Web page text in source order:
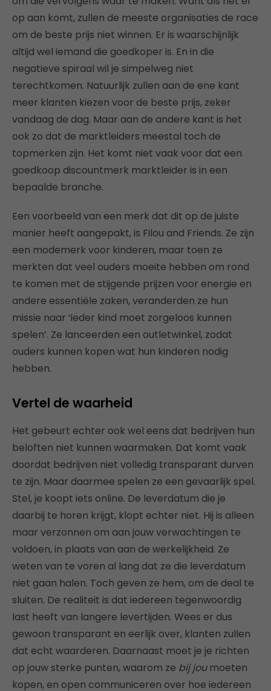
op aan komt, zullen de meeste organisaties de race
om de beste prijs niet winnen. Er is waarschijnlijk
altijd wel iemand die goedkoper is. En in die
negatieve spiraal wil je simpelweg niet
terechtkomen. Natuurlijk zullen aan de ene kant
meer klanten kiezen voor de beste prijs, zeker
vandaag de dag. Maar aan de andere kant is het
ook zo dat de marktleiders meestal toch de
topmerken zijn. Het komt niet vaak voor dat een
goedkoop discountmerk marktleider is in een
bepaalde branche.
Een voorbeeld van een merk dat dit op de juiste
manier heeft aangepakt, is Filou and Friends. Ze zijn
een modemerk voor kinderen, maar toen ze
merkten dat veel ouders moeite hebben om rond
te komen met de stijgende prijzen voor energie en
andere essentiële zaken, veranderden ze hun
missie naar ‘ieder kind moet zorgeloos kunnen
spelen’. Ze lanceerden een outletwinkel, zodat
ouders kunnen kopen wat hun kinderen nodig
hebben.
Vertel de waarheid
Het gebeurt echter ook wel eens dat bedrijven hun
beloften niet kunnen waarmaken. Dat komt vaak
doordat bedrijven niet volledig transparant durven
te zijn. Maar daarmee spelen ze een gevaarlijk spel.
Stel, je koopt iets online. De leverdatum die je
daarbij te horen krijgt, klopt echter niet. Hij is alleen
maar verzonnen om aan jouw verwachtingen te
voldoen, in plaats van aan de werkelijkheid. Ze
weten van te voren al lang dat ze die leverdatum
niet gaan halen. Toch geven ze hem, om de deal te
sluiten. De realiteit is dat iedereen tegenwoordig
last heeft van langere levertijden. Wees er dus
gewoon transparant en eerlijk over, klanten zullen
dat echt waarderen. Daarnaast moet je je richten
op jouw sterke punten, waarom ze bij joumoeten
kopen, en open communiceren over hoe iedereen